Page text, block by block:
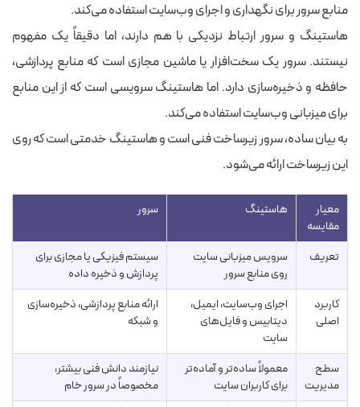
منابع سرور برای نگهداری و اجرای وب‌سایت استفاده می‌کند.
هاستینگ و سرور ارتباط نزدیکی با هم دارند، اما دقیقاً یک مفهوم
نیستند. سرور یک سخت‌افزار یا ماشین مجازی است که منابع پردازشی،
حافظه و ذخیره‌سازی دارد. اما هاستینگ سرویسی است که از این منابع
برای میزبانی وب‌سایت استفاده می‌کند.
به بیان ساده، سرور زیرساخت فنی است و هاستینگ خدمتی است که روی
این زیرساخت ارائه می‌شود.
معیار
مقایسه
هاستینگ سرور
تعریف
سرویس میزبانی سایت
روی منابع سرور
سیستم فیزیکی یا مجازی برای
پردازش و ذخیره داده
کاربرد
اصلی
اجرای وب‌سایت، ایمیل،
دیتابیس و فایل‌های
سایت
ارائه منابع پردازشی، ذخیره‌سازی
و شبکه
سطح
مدیریت
معمولاً ساده‌تر و آماده‌تر
برای کاربران سایت
نیازمند دانش فنی بیشتر،
مخصوصاً در سرور خام